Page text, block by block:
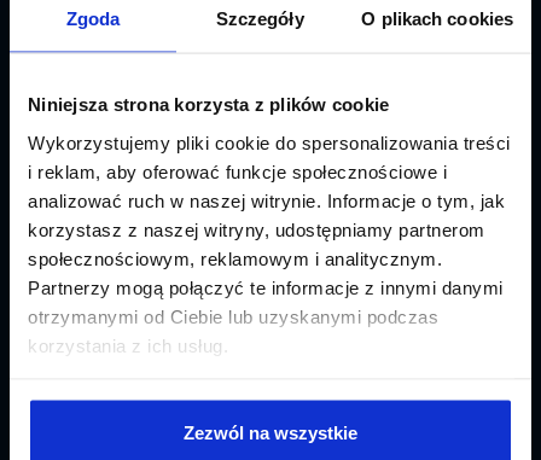
Zgoda Szczegóły O plikach cookies
Niniejsza strona korzysta z plików cookie
Wykorzystujemy pliki cookie do spersonalizowania treści
i reklam, aby oferować funkcje społecznościowe i
analizować ruch w naszej witrynie. Informacje o tym, jak
korzystasz z naszej witryny, udostępniamy partnerom
społecznościowym, reklamowym i analitycznym.
Partnerzy mogą połączyć te informacje z innymi danymi
otrzymanymi od Ciebie lub uzyskanymi podczas
korzystania z ich usług.
Zezwól na wszystkie
publicznej. Nasze rozwiązania wspierają codzienną pracę tysięcy
Czym się zajmujemy?
Specjalizujemy się w tworzeniu profesjonalnego oprogramowania do
kosztorysowania, które ułatwia pracę specjalistom z branży budowlanej.
Nasz flagowy produkt, program Rodos, wyróżnia się unikalną i
rozbudowaną bazą katalogów nakładów rzeczowych – niemal 500 pozycji,
A co poza oprogramowaniem?